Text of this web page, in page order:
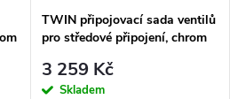
TWIN připojovací sada ventilů
pro středové připojení, chrom
3 259 Kč
Skladem